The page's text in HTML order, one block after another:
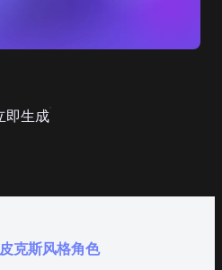
即生成
克斯风格角色